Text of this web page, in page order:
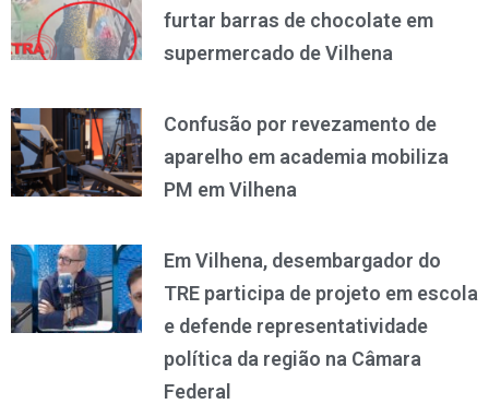
furtar barras de chocolate em
supermercado de Vilhena
Confusão por revezamento de
aparelho em academia mobiliza
PM em Vilhena
Em Vilhena, desembargador do
TRE participa de projeto em escola
e defende representatividade
política da região na Câmara
Federal